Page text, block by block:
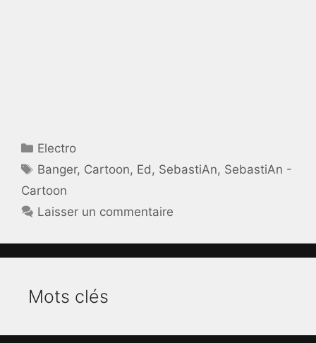
Catégories
Electro
Étiquettes
Banger, Cartoon, Ed , SebastiAn, SebastiAn -
Cartoon
Laisser un commentaire
Mots clés